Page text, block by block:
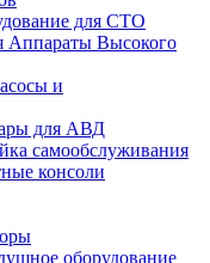
для СТО
Аппараты Высокого
и
для АВД
самообслуживания
консоли
оборудование